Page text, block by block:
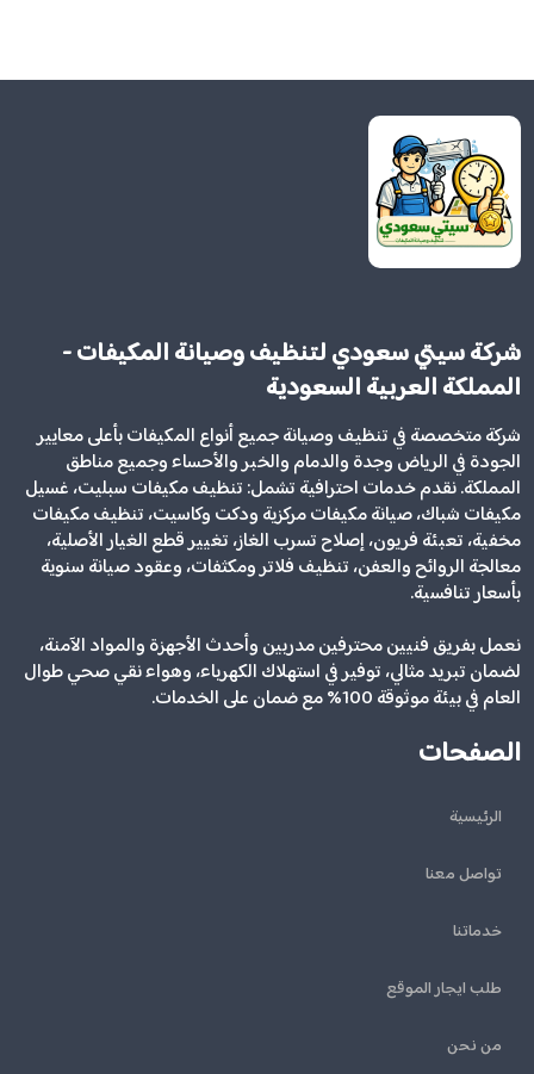
شركة سيتي سعودي لتنظيف وصيانة المكيفات -
المملكة العربية السعودية
شركة متخصصة في تنظيف وصيانة جميع أنواع المكيفات بأعلى معايير
الجودة في الرياض وجدة والدمام والخبر والأحساء وجميع مناطق
المملكة. نقدم خدمات احترافية تشمل: تنظيف مكيفات سبليت، غسيل
مكيفات شباك، صيانة مكيفات مركزية ودكت وكاسيت، تنظيف مكيفات
مخفية، تعبئة فريون، إصلاح تسرب الغاز، تغيير قطع الغيار الأصلية،
معالجة الروائح والعفن، تنظيف فلاتر ومكثفات، وعقود صيانة سنوية
بأسعار تنافسية.
نعمل بفريق فنيين محترفين مدربين وأحدث الأجهزة والمواد الآمنة،
لضمان تبريد مثالي، توفير في استهلاك الكهرباء، وهواء نقي صحي طوال
العام في بيئة موثوقة 100% مع ضمان على الخدمات.
الصفحات
الرئيسية
تواصل معنا
خدماتنا
طلب ايجار الموقع
من نحن